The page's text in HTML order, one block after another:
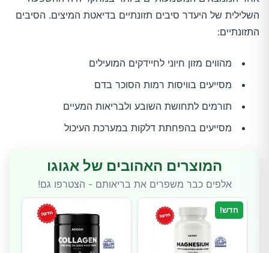
השלילית של היעדר סיבים תזונתיים בדיאטת המיצים. הסיבים
התזונתיים:
מהווים מזון חיוני לחיידקים המועילים
מסייעים בוויסות רמות הסוכר בדם
תורמים לתחושת השובע ולבריאות המעיים
מסייעים בהפחתת דלקות במערכת העיכול
המוצרים האהובים של אגוגו
אלפים כבר משפרים את בריאותם - הצטרפו גם!
חדש!